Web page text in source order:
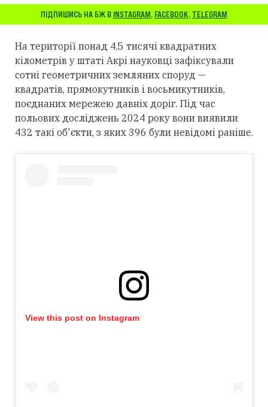
ПІДПИШИСЬ НА БЖ В INSTAGRAM, FACEBOOK, TELEGRAM
На території понад 4,5 тисячі квадратних
кілометрів у штаті Акрі науковці зафіксували
сотні геометричних земляних споруд —
квадратів, прямокутників і восьмикутників,
поєднаних мережею давніх доріг. Під час
польових досліджень 2024 року вони виявили
432 такі об'єкти, з яких 396 були невідомі раніше.
View this post on Instagram